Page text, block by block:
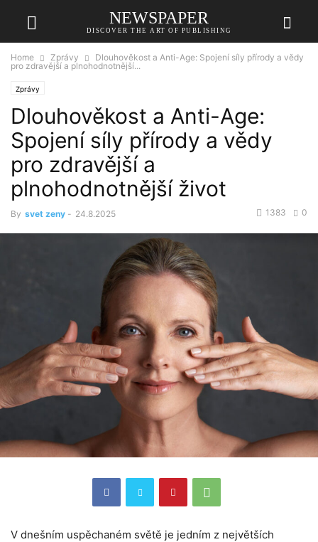
NEWSPAPER
DISCOVER THE ART OF PUBLISHING
Home Zprávy
Dlouhověkost a Anti-Age: Spojení síly přírody a vědy
pro zdravější a plnohodnotnější...
Zprávy
Dlouhověkost a Anti-Age:
Spojení síly přírody a vědy
pro zdravější a
plnohodnotnější život
By svet zeny - 24.8.2025 0
1383
V dnešním uspěchaném světě je jedním z největších